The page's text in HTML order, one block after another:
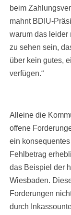
beim
mahnt BDIU-
warum das leider
zu sehen sein,
über kein gutes,
verfügen.“
Alleine die
offene
ein
Fehlbetrag
das Beispiel der
Wiesbaden.
Forderungen
durch